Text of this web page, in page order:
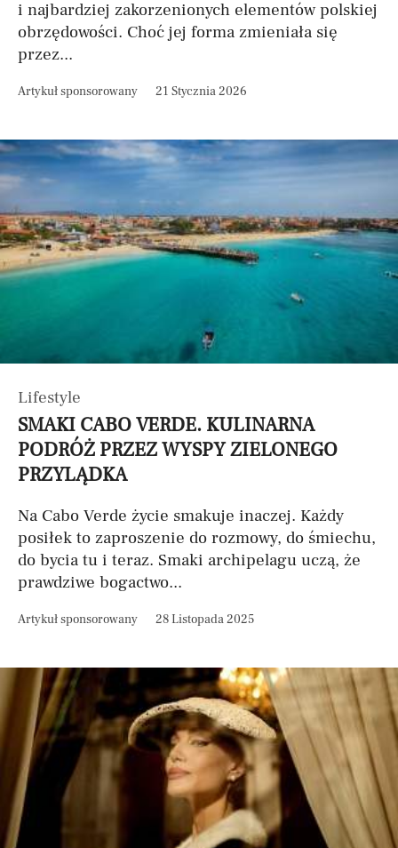
i najbardziej zakorzenionych elementów polskiej
obrzędowości. Choć jej forma zmieniała się
przez...
Artykuł sponsorowany 21 Stycznia 2026
Lifestyle
SMAKI CABO VERDE. KULINARNA
PODRÓŻ PRZEZ WYSPY ZIELONEGO
PRZYLĄDKA
Na Cabo Verde życie smakuje inaczej. Każdy
posiłek to zaproszenie do rozmowy, do śmiechu,
do bycia tu i teraz. Smaki archipelagu uczą, że
prawdziwe bogactwo...
Artykuł sponsorowany 28 Listopada 2025